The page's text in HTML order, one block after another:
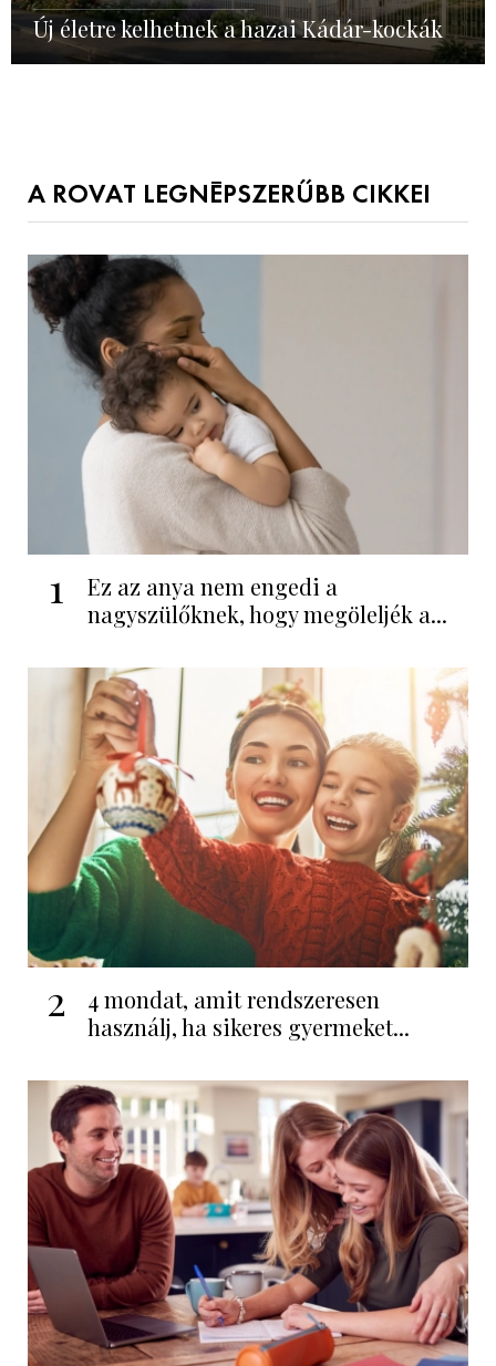
Új életre kelhetnek a hazai Kádár-kockák
A ROVAT LEGNÉPSZERŰBB CIKKEI
1
Ez az anya nem engedi a
nagyszülőknek, hogy megöleljék a...
2
4 mondat, amit rendszeresen
használj, ha sikeres gyermeket...